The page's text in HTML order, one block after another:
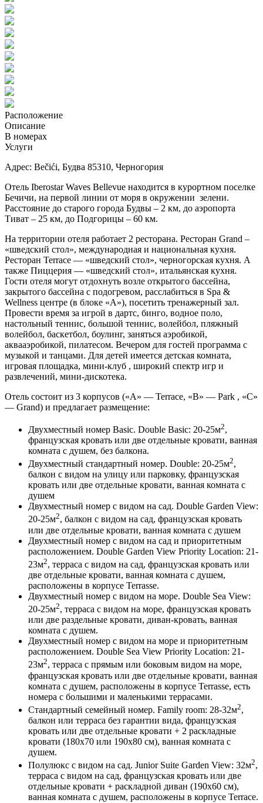
Расположение
Описание
В номерах
Услуги
Адрес: Bečići, Будва 85310, Черногория
Отель Iberostar Waves Bellevue находится в курортном поселке
Бечичи, на первой линии от моря в окружении зелени.
Расстояние до старого города Будвы – 2 км, до аэропорта
Тиват – 25 км, до Подгорицы – 60 км.
На территории отеля работает 2 ресторана. Ресторан Grand –
«шведский стол», международная и национальная кухня.
Ресторан Terrace — «шведский стол», черногорская кухня. А
также Пиццерия — «шведский стол», итальянская кухня.
Гости отеля могут отдохнуть возле открытого бассейна,
закрытого бассейна с подогревом, расслабиться в Spa &
Wellness центре (в блоке «А»), посетить тренажерный зал.
Провести время за игрой в дартс, бинго, водное поло,
настольный теннис, большой теннис, волейбол, пляжный
волейбол, баскетбол, боулинг, заняться аэробикой,
аквааэробикой, пилатесом. Вечером для гостей программа с
музыкой и танцами. Для детей имеется детская комната,
игровая площадка, мини-клуб , широкий спектр игр и
развлечений, мини-дискотека.
Отель состоит из 3 корпусов («A» — Terrace, «B» — Park , «C»
— Grand) и предлагает размещение:
Двухместный номер Basic. Double Basic: 20-25м2,
французская кровать или две отдельные кровати, ванная
комната с душем, без балкона.
Двухместный стандартный номер. Double: 20-25м2,
балкон с видом на улицу или парковку, французская
кровать или две отдельные кровати, ванная комната с
душем
Двухместный номер с видом на сад. Double Garden View:
20-25м2, балкон с видом на сад, французская кровать
или две отдельные кровати, ванная комната с душем
Двухместный номер с видом на сад и приоритетным
расположением. Double Garden View Priority Location: 21-
23м2, терраса с видом на сад, французская кровать или
две отдельные кровати, ванная комната с душем,
расположены в корпусе Terrasse.
Двухместный номер с видом на море. Double Sea View:
20-25м2, терраса с видом на море, французская кровать
или две раздельные кровати, диван-кровать, ванная
комната с душем.
Двухместный номер с видом на море и приоритетным
расположением. Double Sea View Priority Location: 21-
23м2, терраса с прямым или боковым видом на море,
французская кровать или две отдельные кровати, ванная
комната с душем, расположены в корпусе Terrasse, есть
номера с большими и маленькими террасами.
Стандартный семейный номер. Family room: 28-32м2,
балкон или терраса без гарантии вида, французская
кровать или две отдельные кровати + 2 раскладные
кровати (180х70 или 190х80 см), ванная комната с
душем.
Полулюкс с видом на сад. Junior Suite Garden View: 32м2,
терраса c видом на сад, французская кровать или две
отдельные кровати + раскладной диван (190х60 см),
ванная комната с душем, расположены в корпусе Terrace.